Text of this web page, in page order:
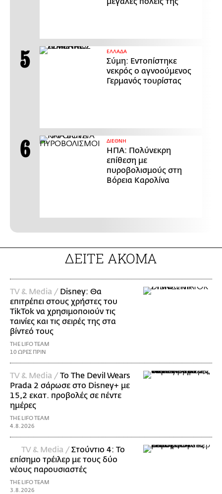
ΕΛΛΑΔΑ
Σύμη: Εντοπίστηκε
νεκρός ο αγνοούμενος
Γερμανός τουρίστας
ΔΙΕΘΝΗ
ΗΠΑ: Πολύνεκρη
επίθεση με
πυροβολισμούς στη
Βόρεια Καρολίνα
ΔΕΙΤΕ ΑΚΟΜΑ
TV & Media / Disney: Θα
επιτρέπει στους χρήστες του
TikTok να χρησιμοποιούν τις
ταινίες και τις σειρές της στα
βίντεό τους
THE LIFO TEAM
10 ΩΡΕΣ ΠΡΙΝ
TV & Media /Το The Devil Wears
Prada 2 σάρωσε στo Disney+ με
15,2 εκατ. προβολές σε πέντε
ημέρες
THE LIFO TEAM
4.8.2026
TV & Media /Στούντιο 4: Το
επίσημο τρέιλερ με τους δύο
νέους παρουσιαστές
THE LIFO TEAM
3.8.2026